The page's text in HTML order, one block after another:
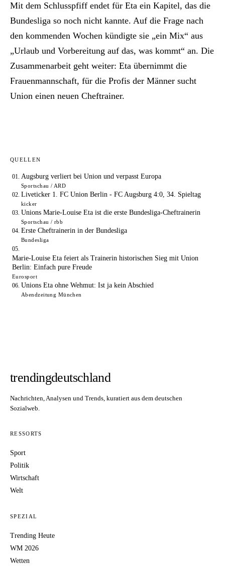
Mit dem Schlusspfiff endet für Eta ein Kapitel, das die
Bundesliga so noch nicht kannte. Auf die Frage nach
den kommenden Wochen kündigte sie „ein Mix“ aus
„Urlaub und Vorbereitung auf das, was kommt“ an. Die
Zusammenarbeit geht weiter: Eta übernimmt die
Frauenmannschaft, für die Profis der Männer sucht
Union einen neuen Cheftrainer.
QUELLEN
Augsburg verliert bei Union und verpasst Europa
Sportschau / ARD
Liveticker 1. FC Union Berlin - FC Augsburg 4:0, 34. Spieltag
kicker
Unions Marie-Louise Eta ist die erste Bundesliga-Cheftrainerin
Sportschau / rbb
Erste Cheftrainerin in der Bundesliga
Bundesliga
Marie-Louise Eta feiert als Trainerin historischen Sieg mit Union
Berlin: Einfach pure Freude
Eurosport
Unions Eta ohne Wehmut: Ist ja kein Abschied
Abendzeitung München
trendingdeutschland
Nachrichten, Analysen und Trends, kuratiert aus dem deutschen
Sozialweb.
RESSORTS
Sport
Politik
Wirtschaft
Welt
SPEZIAL
Trending Heute
WM 2026
Wetten